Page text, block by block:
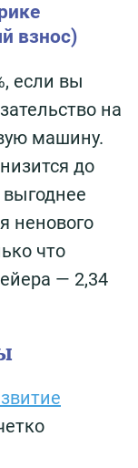
взнос)
если вы
на
машину.
до
ненового
что
— 2,34